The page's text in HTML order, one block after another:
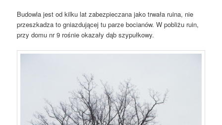
Budowla jest od kilku lat zabezpieczana jako trwała ruina, nie
przeszkadza to gniazdującej tu parze bocianów. W pobliżu ruin,
przy domu nr 9 rośnie okazały dąb szypułkowy.